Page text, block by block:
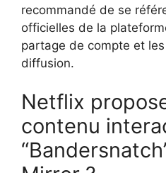
recommandé de se
officielles de la
partage de compte et
diffusion.
Netflix
contenu